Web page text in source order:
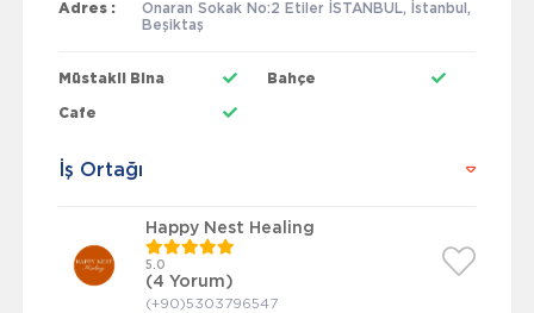
Adres :
Onaran Sokak No:2 Etiler İSTANBUL, İstanbul,
Beşiktaş
Müstakil Bina Bahçe
Cafe
İş Ortağı
Happy Nest Healing
5.0
(4 Yorum)
(+90)5303796547